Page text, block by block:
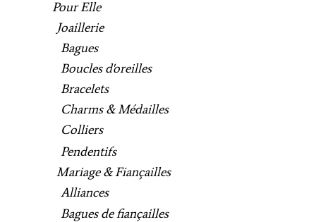
Pour Elle
Joaillerie
Bagues
Boucles d'oreilles
Bracelets
Charms & Médailles
Colliers
Pendentifs
Mariage & Fiançailles
Alliances
Bagues de fiançailles